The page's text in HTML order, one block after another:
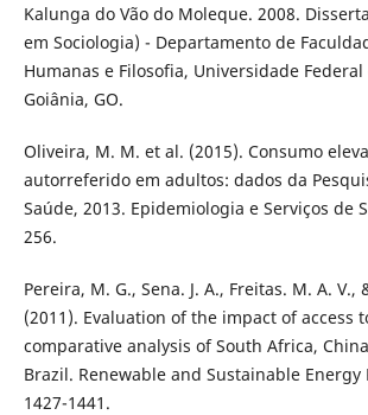
Kalunga do Vão do Moleque. 2008.
em Sociologia) - Departamento de
Humanas e Filosofia, Universidade Federal
Goiânia, GO.
Oliveira, M. M. et al. (2015). Consumo
autorreferido em adultos: dados da
Saúde, 2013. Epidemiologia e Serviços de
256.
Pereira, M. G., Sena. J. A., Freitas. M. A. V.,
(2011). Evaluation of the impact of access
comparative analysis of South Africa,
Brazil. Renewable and Sustainable Energy
1427-1441.